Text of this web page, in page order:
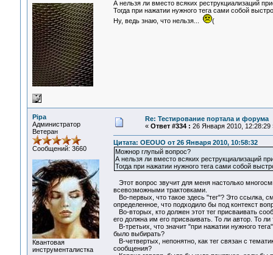
А нельзя ли вместо всяких реструкциализаций
Тогда при нажатии нужного тега сами собой
Ну, ведь знаю, что нельзя...
(
Pipa
Администратор
Ветеран
Сообщений: 3660
Квантовая
инструменталистка
Re: Тестирование портала и форума
« Ответ #334 : 26 Января 2010, 12:28:29
Цитата: OEOUO от 26 Января 2010, 10:58:32
Можнор глупый вопрос?
А нельзя ли вместо всяких реструкциализаций
Тогда при нажатии нужного тега сами собой
Этот вопрос звучит для меня настолько
всевозможными трактовками.
Во-первых, что такое здесь "тег"? Это ссылка,
определенное, что подходило бы под контекст
Во-вторых, кто должен этот тег присваивать
его должна им его присваивать. То ли автор. То ли
В-третьих, что значит "при нажатии нужного
было выбирать?
В-четвертых, непонятно, как тег связан с
сообщения?